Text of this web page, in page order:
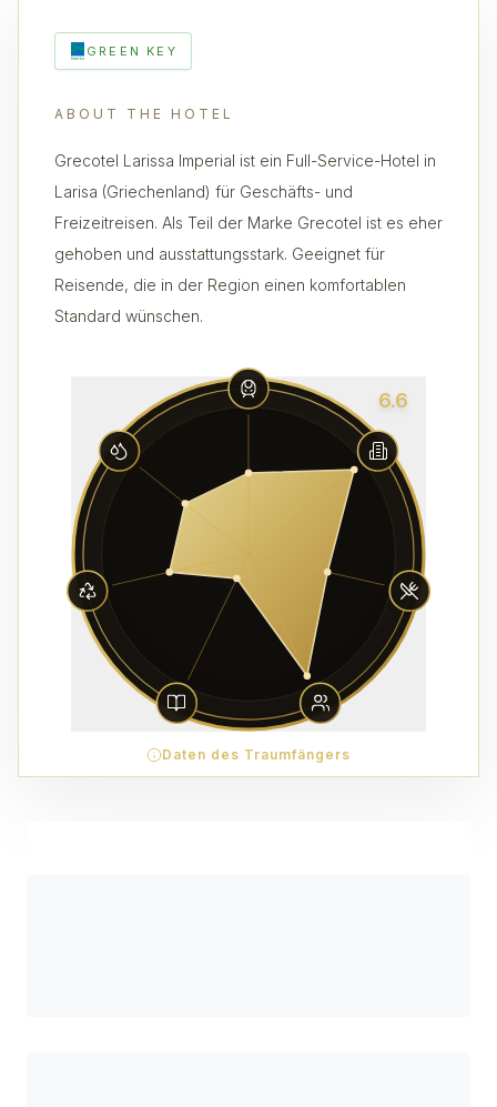
GREEN KEY
ABOUT THE HOTEL
Grecotel Larissa Imperial ist ein Full-Service-Hotel in
Larisa (Griechenland) für Geschäfts- und
Freizeitreisen. Als Teil der Marke Grecotel ist es eher
gehoben und ausstattungsstark. Geeignet für
Reisende, die in der Region einen komfortablen
Standard wünschen.
6.6
Daten des Traumfängers